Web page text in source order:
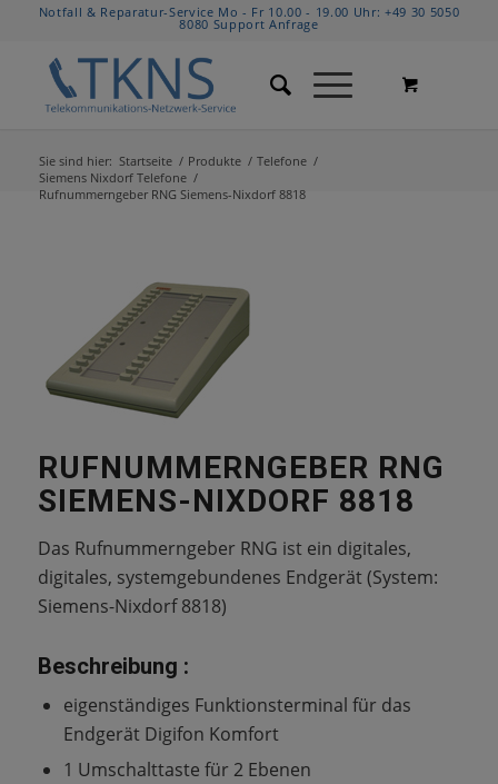
Notfall & Reparatur-Service Mo - Fr 10.00 - 19.00 Uhr:+49 30 5050
8080 Support Anfrage
Sie sind hier: Startseite / Produkte / Telefone /
Siemens Nixdorf Telefone /
Rufnummerngeber RNG Siemens-Nixdorf 8818
RUFNUMMERNGEBER RNG
SIEMENS-NIXDORF 8818
Das Rufnummerngeber RNG ist ein digitales,
digitales, systemgebundenes Endgerät (System:
Siemens-Nixdorf 8818)
Beschreibung :
eigenständiges Funktionsterminal für das
Endgerät Digifon Komfort
1 Umschalttaste für 2 Ebenen